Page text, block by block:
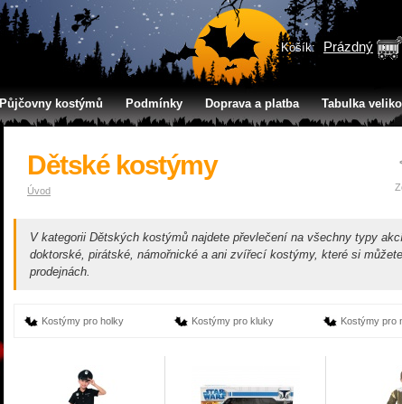
Košík: Prázdný
Půjčovny kostýmů Podmínky Doprava a platba Tabulka
Dětské kostýmy
Úvod
V kategorii Dětských kostýmů najdete převlečení na všechny typy
doktorské, pirátské, námořnické a ani zvířecí kostýmy, které si
prodejnách.
Kostýmy pro holky Kostýmy pro kluky Kostýmy pro